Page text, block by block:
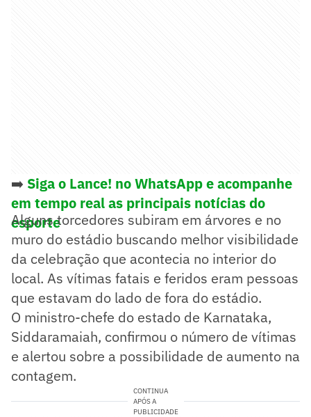
➡️ Siga o Lance! no WhatsApp e acompanhe
em tempo real as principais notícias do
esporte
Alguns torcedores subiram em árvores e no
muro do estádio buscando melhor visibilidade
da celebração que acontecia no interior do
local. As vítimas fatais e feridos eram pessoas
que estavam do lado de fora do estádio.
O ministro-chefe do estado de Karnataka,
Siddaramaiah, confirmou o número de vítimas
e alertou sobre a possibilidade de aumento na
contagem.
CONTINUA
APÓS A
PUBLICIDADE